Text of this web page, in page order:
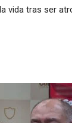
vida tras ser